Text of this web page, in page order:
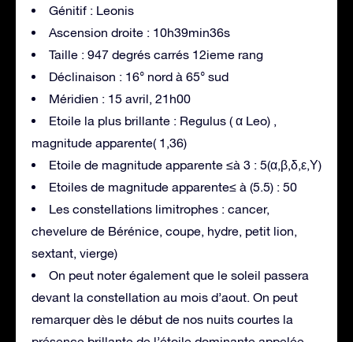
Génitif : Leonis
Ascension droite : 10h39min36s
Taille : 947 degrés carrés 12ieme rang
Déclinaison : 16° nord à 65° sud
Méridien : 15 avril, 21h00
Etoile la plus brillante : Regulus ( α Leo) ,
magnitude apparente( 1,36)
Etoile de magnitude apparente ≤à 3 : 5(α,β,δ,ε,Υ)
Etoiles de magnitude apparente≤ à (5.5) : 50
Les constellations limitrophes : cancer,
chevelure de Bérénice, coupe, hydre, petit lion,
sextant, vierge)
On peut noter également que le soleil passera
devant la constellation au mois d’aout. On peut
remarquer dès le début de nos nuits courtes la